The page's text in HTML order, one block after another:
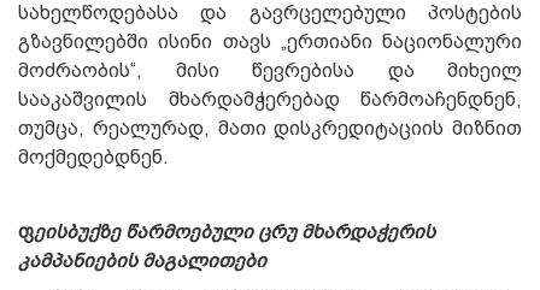
სახელწოდებასა და გავრცელებული პოსტების
გზავნილებში ისინი თავს „ერთიანი ნაციონალური
მოძრაობის“, მისი წევრებისა და მიხეილ
სააკაშვილის მხარდამჭერებად წარმოაჩენდნენ,
თუმცა, რეალურად, მათი დისკრედიტაციის მიზნით
მოქმედებდნენ.
ფეისბუქზე წარმოებული ცრუ მხარდაჭერის
კამპანიების მაგალითები